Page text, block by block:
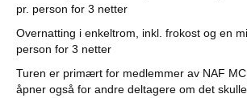
pr. person for 3 netter
Overnatting i enkeltrom, inkl. frokost og en
person for 3 netter
Turen er primært for medlemmer av NAF
åpner også for andre deltagere om det